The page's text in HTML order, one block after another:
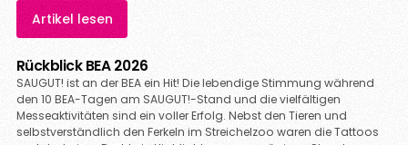
Artikel lesen
Rückblick BEA 2026
SAUGUT! ist an der BEA ein Hit! Die lebendige Stimmung während
den 10 BEA-Tagen am SAUGUT!-Stand und die vielfältigen
Messeaktivitäten sind ein voller Erfolg. Nebst den Tieren und
selbstverständlich den Ferkeln im Streichelzoo waren die Tattoos